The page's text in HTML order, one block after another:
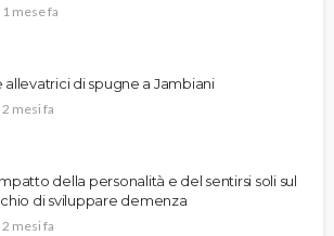
1 mese fa
allevatrici di spugne a Jambiani
2 mesi fa
della personalità e del sentirsi soli sul
di sviluppare demenza
2 mesi fa